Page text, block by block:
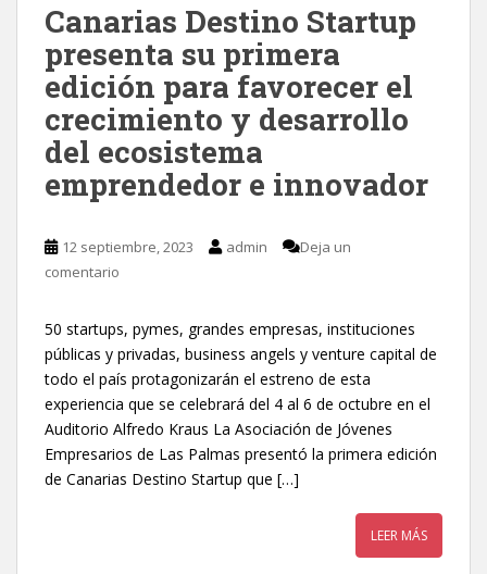
Canarias Destino Startup
presenta su primera
edición para favorecer el
crecimiento y desarrollo
del ecosistema
emprendedor e innovador
12 septiembre, 2023 admin
Deja un
comentario
50 startups, pymes, grandes empresas, instituciones
públicas y privadas, business angels y venture capital de
todo el país protagonizarán el estreno de esta
experiencia que se celebrará del 4 al 6 de octubre en el
Auditorio Alfredo Kraus La Asociación de Jóvenes
Empresarios de Las Palmas presentó la primera edición
de Canarias Destino Startup que […]
LEER MÁS